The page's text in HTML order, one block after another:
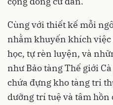
Cùng với thiết kế mỗi
nhằm khuyến khích
học, tự rèn luyện, và
như Bảo tàng Thế giới
chứa đựng kho tàng tri
dưỡng trí tuệ và tâm hồn